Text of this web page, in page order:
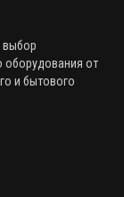
выбор
оборудования от
и бытового